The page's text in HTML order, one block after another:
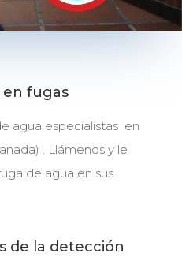
en fugas
agua especialistas en
. Llámenos y le
de agua en sus
de la detección